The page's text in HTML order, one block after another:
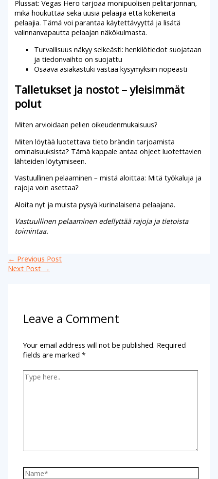
Plussat: Vegas Hero tarjoaa monipuolisen pelitarjonnan,
mikä houkuttaa sekä uusia pelaajia että kokeneita
pelaajia. Tämä voi parantaa käytettävyyttä ja lisätä
valinnanvapautta pelaajan näkökulmasta.
Turvallisuus näkyy selkeästi: henkilötiedot suojataan
ja tiedonvaihto on suojattu
Osaava asiakastuki vastaa kysymyksiin nopeasti
Talletukset ja nostot – yleisimmät
polut
Miten arvioidaan pelien oikeudenmukaisuus?
Miten löytää luotettava tieto brändin tarjoamista
ominaisuuksista? Tämä kappale antaa ohjeet luotettavien
lähteiden löytymiseen.
Vastuullinen pelaaminen – mistä aloittaa: Mitä työkaluja ja
rajoja voin asettaa?
Aloita nyt ja muista pysyä kurinalaisena pelaajana.
Vastuullinen pelaaminen edellyttää rajoja ja tietoista
toimintaa.
← Previous Post
Next Post →
Leave a Comment
Your email address will not be published. Required
fields are marked*